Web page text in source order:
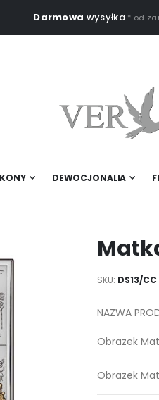
Darmowa wysyłka * od
DEWOCJONALIA
SKU DS13/CC
Elementy
NAZWA
Obrazek
Obrazek